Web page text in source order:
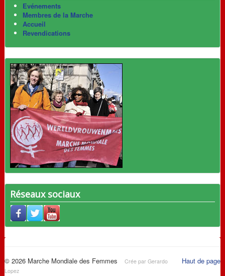
Evénements
Membres de la Marche
Accueil
Revendications
Réseaux sociaux
Haut de page
© 2026 Marche Mondiale des Femmes
Crée par Gerardo
Lopez